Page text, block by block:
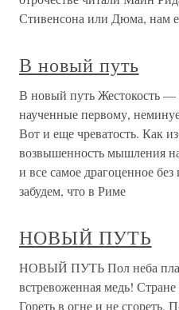
Стивенсона или Дюма, нам
В новый путь
В новый путь Жестокость
наученные первому,
Вот и еще чреватость. Как
возвышенность мышления
и все самое драгоценное
забудем, что в Риме
НОВЫЙ ПУТЬ
НОВЫЙ ПУТЬ Пол неба
встревоженная медь!
Гореть в огне и не сгореть.